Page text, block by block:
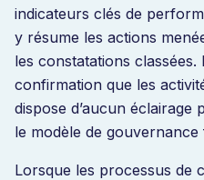
indicateurs clés de
y résume les actions
les constatations
confirmation que les
dispose d’aucun éclairage
le modèle de
Lorsque les processus de